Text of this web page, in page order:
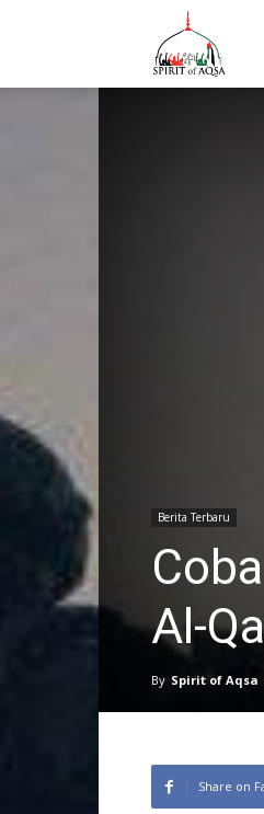
Berita Terbaru
Al-
By Spirit of Aqsa
Share on